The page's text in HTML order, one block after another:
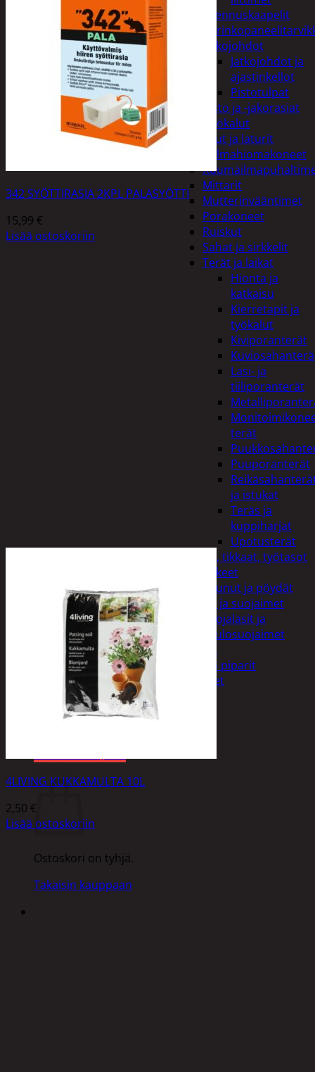
Asennuskaapelit
Jatkojohdot
Jatkojohdot ja
ajastinkellot
Pistotulpat
Pisto ja -jakorasiat
Sähkötyökalut
Akut ja laturit
Kulmahiomakoneet
Mittarit
Mutterinvääntimet
Porakoneet
Ruiskut
Sahat ja sirkkelit
Terät ja laikat
Hionta ja
katkaisu
Kierretapit ja
työkalut
Kiviporanterät
Kuviosahanterä
Lasi- ja
tiiliporanterät
terät
Puuporanterät
ja istukat
Teräs ja
kuppiharjat
Upotusterät
Telineet, tikkaat, työtasot
ja tarvikkeet
Vaunut ja pöydät
Työasut ja suojaimet
Suojalasit ja
kuulosuojaimet
Elintarvikkeet
Keksit ja piparit
Mausteet
Ostoskori on tyhjä.
Takaisin kauppaan
342 SYÖTTIRASIA 2KPL PALASYÖTTI
15,99 €
Lisää ostoskoriin
4LIVING KUKKAMULTA 10L
2,50 €
Lisää ostoskoriin